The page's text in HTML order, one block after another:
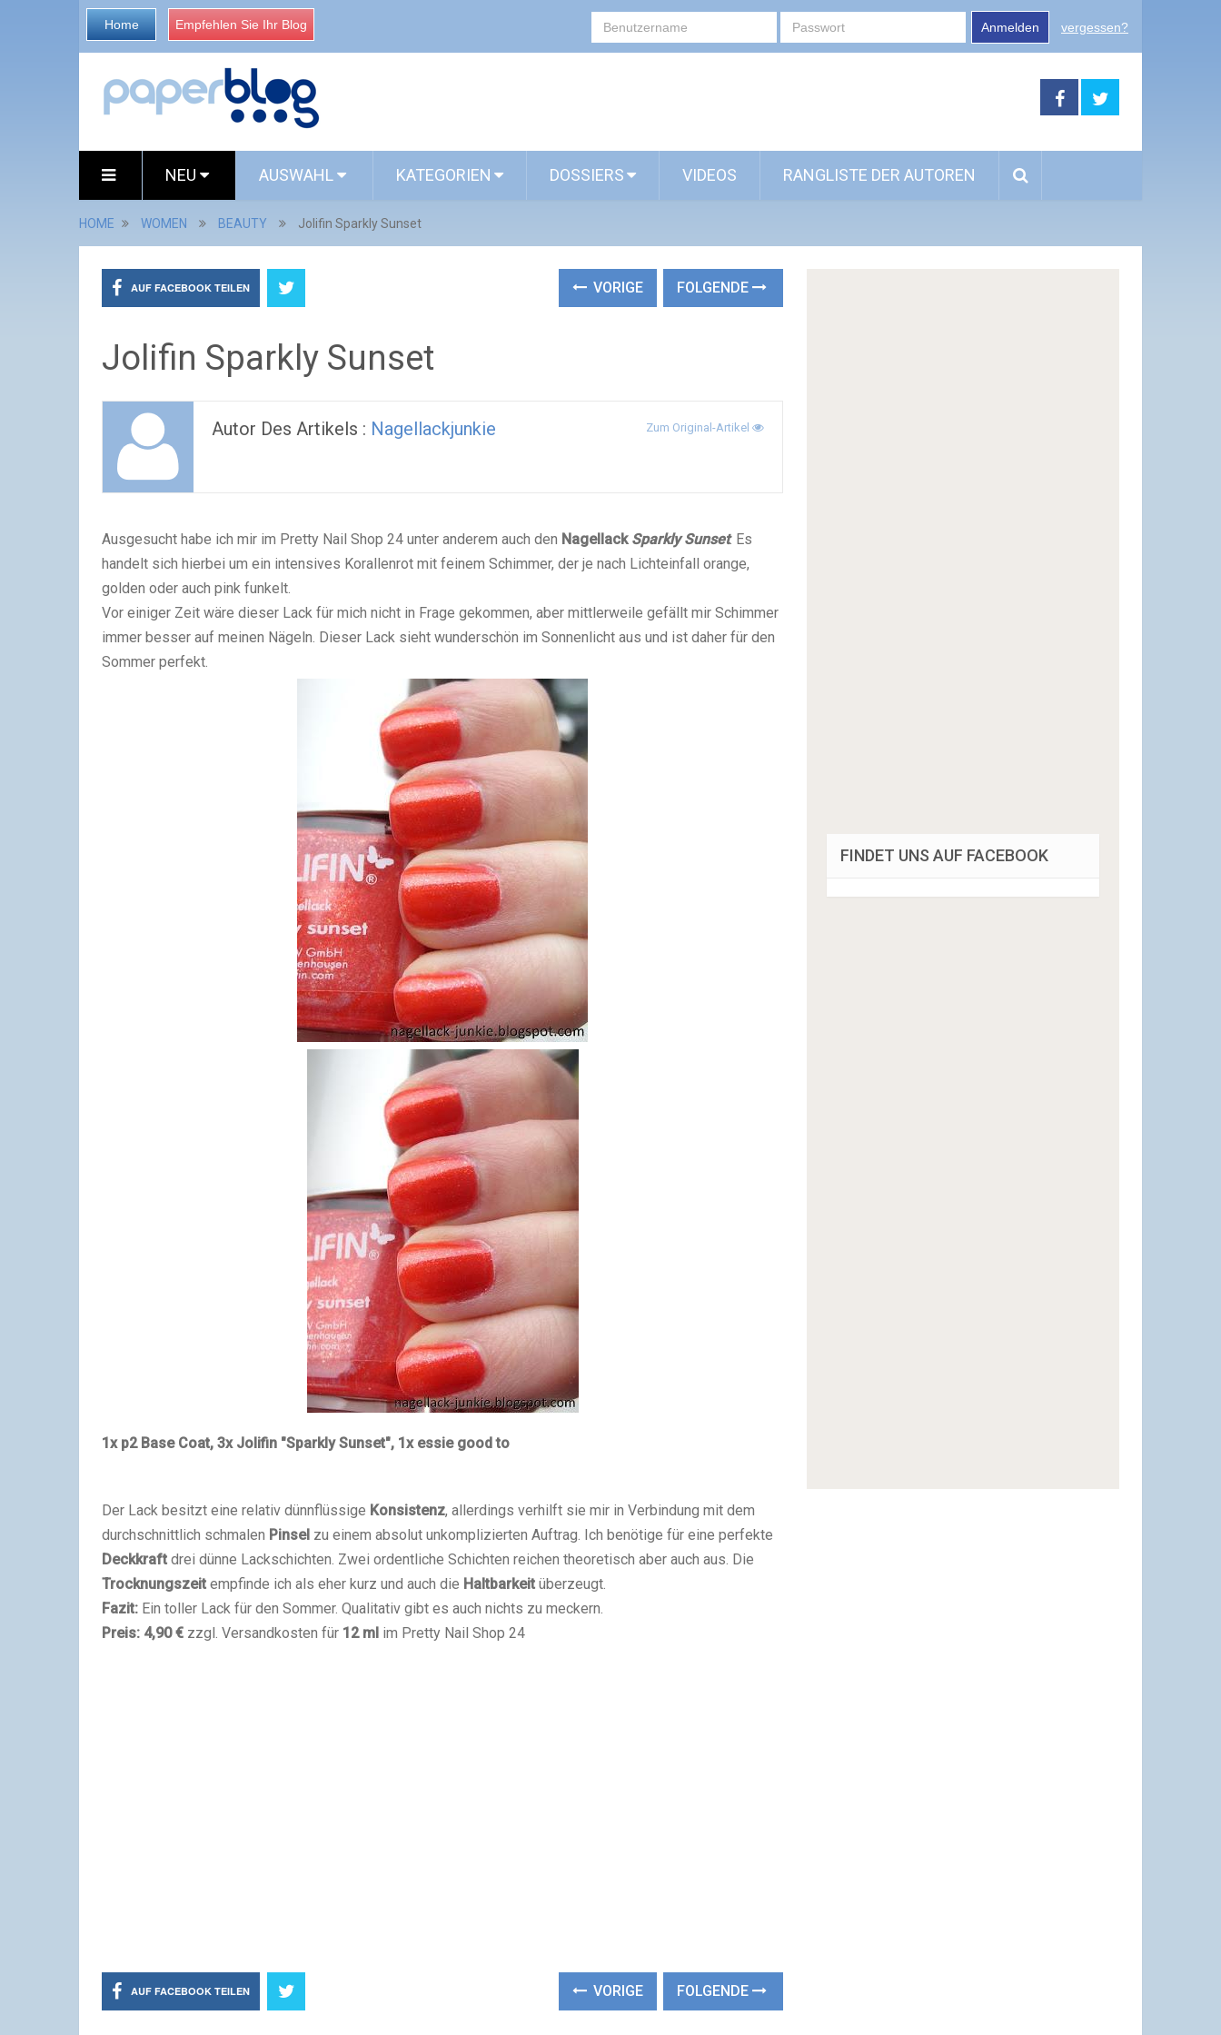
Home Empfehlen Sie Ihr Blog Anmelden vergessen?
NEU AUSWAHL KATEGORIEN DOSSIERS VIDEOS RANGLISTE DER AUTOREN
HOME WOMEN BEAUTY Jolifin Sparkly Sunset
AUF FACEBOOK TEILEN VORIGE FOLGENDE
Jolifin Sparkly Sunset
Autor Des Artikels : Nagellackjunkie Zum Original-Artikel
Ausgesucht habe ich mir im Pretty Nail Shop 24 unter anderem auch den Nagellack Sparkly Sunset. Es
handelt sich hierbei um ein intensives Korallenrot mit feinem Schimmer, der je nach Lichteinfall orange,
golden oder auch pink funkelt.
Vor einiger Zeit wäre dieser Lack für mich nicht in Frage gekommen, aber mittlerweile gefällt mir Schimmer
immer besser auf meinen Nägeln. Dieser Lack sieht wunderschön im Sonnenlicht aus und ist daher für den
Sommer perfekt.
1x p2 Base Coat, 3x Jolifin "Sparkly Sunset", 1x essie good to
Der Lack besitzt eine relativ dünnflüssige Konsistenz, allerdings verhilft sie mir in Verbindung mit dem
durchschnittlich schmalen Pinsel zu einem absolut unkomplizierten Auftrag. Ich benötige für eine perfekte
Deckkraft drei dünne Lackschichten. Zwei ordentliche Schichten reichen theoretisch aber auch aus. Die
Trocknungszeit empfinde ich als eher kurz und auch die Haltbarkeit überzeugt.
Fazit: Ein toller Lack für den Sommer. Qualitativ gibt es auch nichts zu meckern.
Preis: 4,90 € zzgl. Versandkosten für 12 ml im Pretty Nail Shop 24
AUF FACEBOOK TEILEN VORIGE FOLGENDE
FINDET UNS AUF FACEBOOK